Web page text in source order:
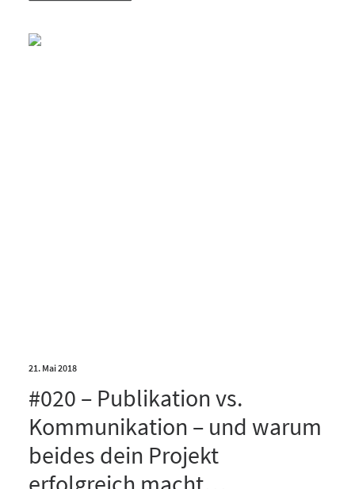
21. Mai 2018
#020 – Publikation vs.
Kommunikation – und warum
beides dein Projekt